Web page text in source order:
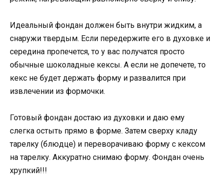
Идеальный фондан должен быть внутри жидким, а
снаружи твердым. Если передержите его в духовке и
середина пропечется, то у вас получатся просто
обычные шоколадные кексы. А если не допечете, то
кекс не будет держать форму и развалится при
извлечении из формочки.
Готовый фондан достаю из духовки и даю ему
слегка остыть прямо в форме. Затем сверху кладу
тарелку (блюдце) и переворачиваю форму с кексом
на тарелку. Аккуратно снимаю форму. Фондан очень
хрупкий!!!